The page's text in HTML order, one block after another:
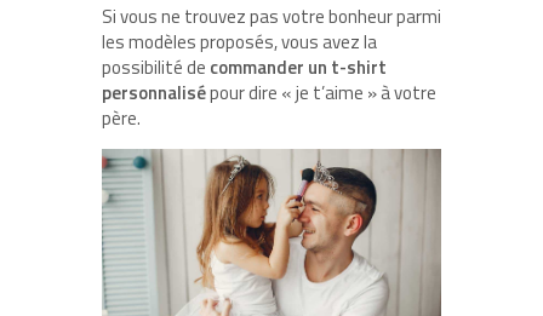
Si vous ne trouvez pas votre bonheur parmi
les modèles proposés, vous avez la
possibilité de commander un t-shirt
personnalisépour dire « je t’aime » à votre
père.